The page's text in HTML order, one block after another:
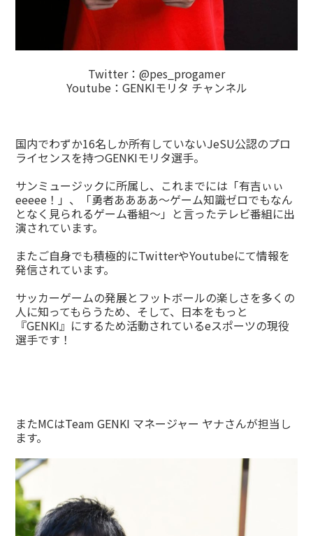
Twitter： @pes_progamer
Youtube： GENKIモリタ チャンネル
国内でわずか16名しか所有していないJeSU公認のプロ
ライセンスを持つGENKIモリタ選手。
サンミュージックに所属し、これまでには「有吉ぃぃ
eeeee！」、「勇者ああああ～ゲーム知識ゼロでもなん
となく見られるゲーム番組～」と言ったテレビ番組に出
演されています。
またご自身でも積極的にTwitterやYoutubeにて情報を
発信されています。
サッカーゲームの発展とフットボールの楽しさを多くの
人に知ってもらうため、そして、日本をもっと
『GENKI』にするため活動されているeスポーツの現役
選手です！
またMCはTeam GENKI マネージャー ヤナさんが担当し
ます。